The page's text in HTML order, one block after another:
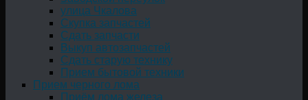
улица Чкалова
Скупка запчастей
Сдать запчасти
Выкуп автозапчастей
Сдать старую технику
Прием бытовой техники
Прием черного лома
Приём лома железа